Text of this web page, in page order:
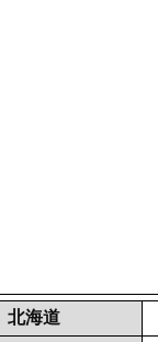
北海道